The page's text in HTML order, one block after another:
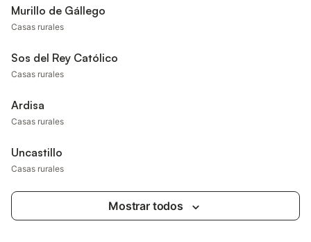
Murillo de Gállego
Casas rurales
Sos del Rey Católico
Casas rurales
Ardisa
Casas rurales
Uncastillo
Casas rurales
Mostrar todos